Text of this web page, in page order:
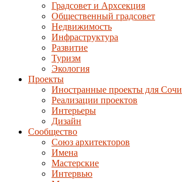
Градсовет и Архсекция
Общественный градсовет
Недвижимость
Инфраструктура
Развитие
Туризм
Экология
Проекты
Иностранные проекты для Сочи
Реализации проектов
Интерьеры
Дизайн
Сообщество
Союз архитекторов
Имена
Мастерские
Интервью